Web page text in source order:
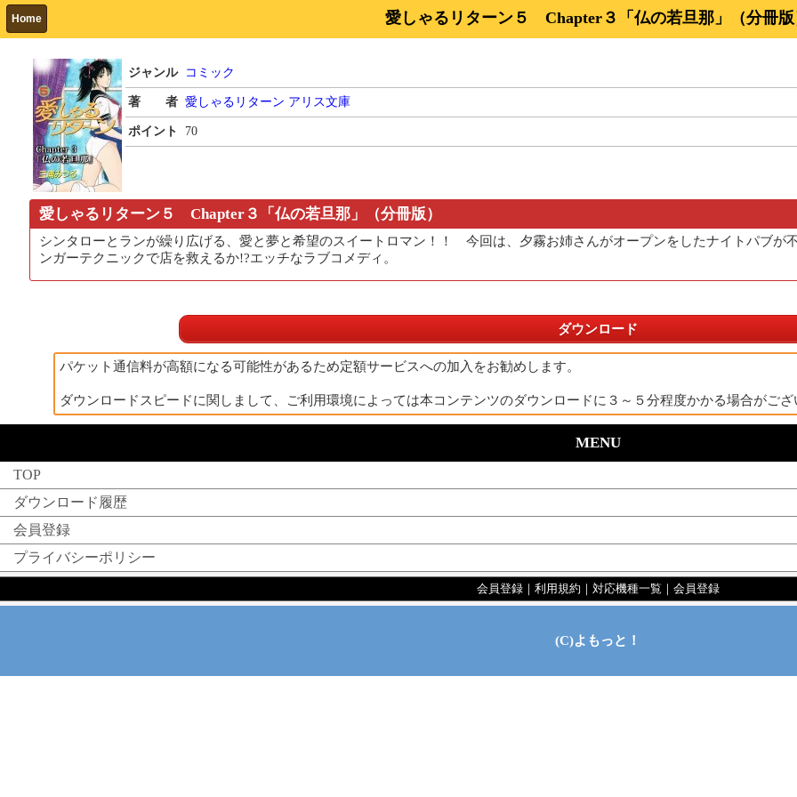
Home 愛しゃるリターン５ Chapter３「仏の若旦那」（分冊版
ジャンル コミック
著 者 愛しゃるリターン アリス文庫
ポイント 70
愛しゃるリターン５ Chapter３「仏の若旦那」（分冊版）
シンタローとランが繰り広げる、愛と夢と希望のスイートロマン！！ 今回は、夕霧お姉さんがオープンをしたナイトパブが
ンガーテクニックで店を救えるか!?エッチなラブコメディ。
ダウンロード
パケット通信料が高額になる可能性があるため定額サービスへの加入をお勧めします。
ダウンロードスピードに関しまして、ご利用環境によっては本コンテンツのダウンロードに３～５分程度かかる場合がご
MENU
TOP
ダウンロード履歴
会員登録
プライバシーポリシー
会員登録｜ 利用規約 ｜ 対応機種一覧 ｜ 会員登録
(C)よもっと！